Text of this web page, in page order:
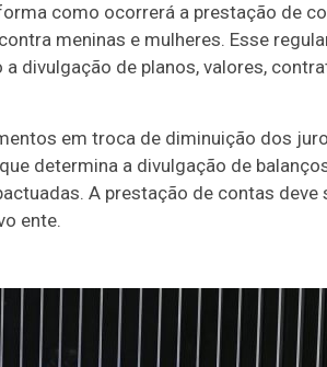
como ocorrerá a prestação de
meninas e mulheres. Esse
divulgação de planos, valores,
em troca de diminuição dos
determina a divulgação de
A prestação de contas deve
ente.